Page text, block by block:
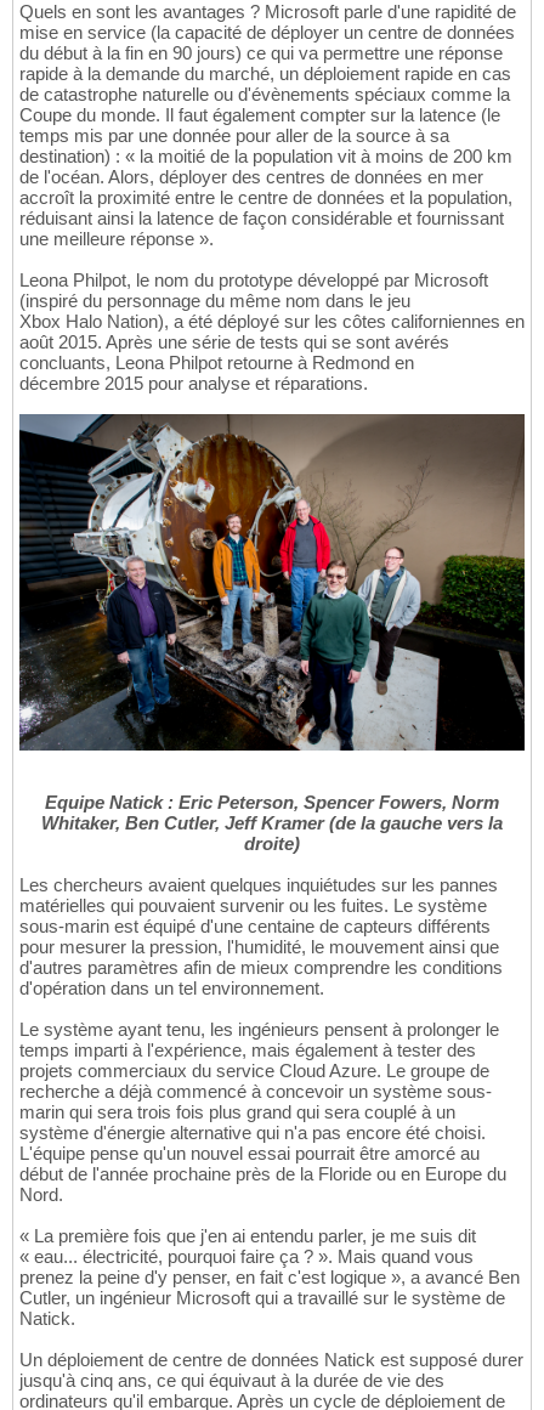
Quels en sont les avantages ? Microsoft parle d'une rapidité de
mise en service (la capacité de déployer un centre de données
du début à la fin en 90 jours) ce qui va permettre une réponse
rapide à la demande du marché, un déploiement rapide en cas
de catastrophe naturelle ou d'évènements spéciaux comme la
Coupe du monde. Il faut également compter sur la latence (le
temps mis par une donnée pour aller de la source à sa
destination) : « la moitié de la population vit à moins de 200 km
de l'océan. Alors, déployer des centres de données en mer
accroît la proximité entre le centre de données et la population,
réduisant ainsi la latence de façon considérable et fournissant
une meilleure réponse ».
Leona Philpot, le nom du prototype développé par Microsoft
(inspiré du personnage du même nom dans le jeu
Xbox Halo Nation), a été déployé sur les côtes californiennes en
août 2015. Après une série de tests qui se sont avérés
concluants, Leona Philpot retourne à Redmond en
décembre 2015 pour analyse et réparations.
Equipe Natick : Eric Peterson, Spencer Fowers, Norm
Whitaker, Ben Cutler, Jeff Kramer (de la gauche vers la
droite)
Les chercheurs avaient quelques inquiétudes sur les pannes
matérielles qui pouvaient survenir ou les fuites. Le système
sous-marin est équipé d'une centaine de capteurs différents
pour mesurer la pression, l'humidité, le mouvement ainsi que
d'autres paramètres afin de mieux comprendre les conditions
d'opération dans un tel environnement.
Le système ayant tenu, les ingénieurs pensent à prolonger le
temps imparti à l'expérience, mais également à tester des
projets commerciaux du service Cloud Azure. Le groupe de
recherche a déjà commencé à concevoir un système sous-
marin qui sera trois fois plus grand qui sera couplé à un
système d'énergie alternative qui n'a pas encore été choisi.
L'équipe pense qu'un nouvel essai pourrait être amorcé au
début de l'année prochaine près de la Floride ou en Europe du
Nord.
« La première fois que j'en ai entendu parler, je me suis dit
« eau... électricité, pourquoi faire ça ? ». Mais quand vous
prenez la peine d'y penser, en fait c'est logique », a avancé Ben
Cutler, un ingénieur Microsoft qui a travaillé sur le système de
Natick.
Un déploiement de centre de données Natick est supposé durer
jusqu'à cinq ans, ce qui équivaut à la durée de vie des
ordinateurs qu'il embarque. Après un cycle de déploiement de